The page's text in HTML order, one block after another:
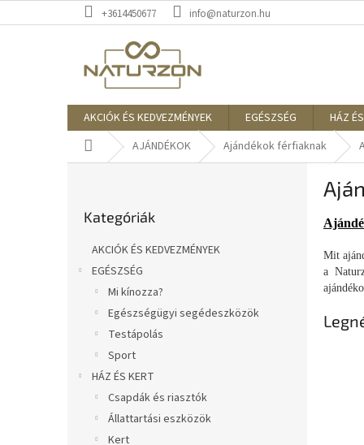
a
+3614450677 info@naturzon.hu
AKCIÓK ÉS KEDVEZMÉNYEK EGÉSZSÉG HÁZ
KezdőlapAJÁNDÉKOK Ajándékok férfiaknak
átugrása
Kategóriák
AKCIÓK ÉS KEDVEZMÉNYEK
EGÉSZSÉG
Mi kínozza?
Egészségügyi segédeszközök
Testápolás
Sport
HÁZ ÉS KERT
Csapdák és riasztók
Állattartási eszközök
Kert
Mit
a